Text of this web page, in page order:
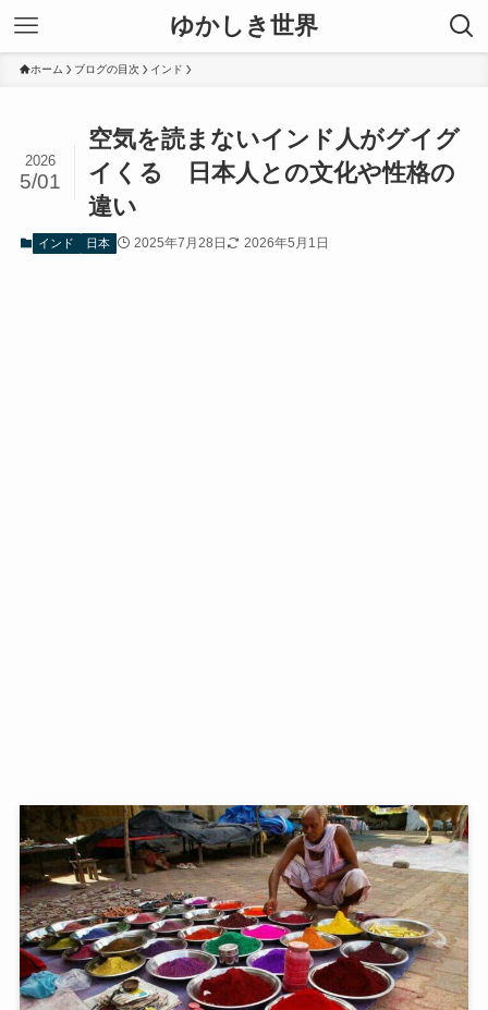
ゆかしき世界
ホーム ブログの目次 インド
空気を読まないインド人がグイグ
イくる 日本人との文化や性格の
違い
2026
5/01
インド 日本 2025年7月28日 2026年5月1日